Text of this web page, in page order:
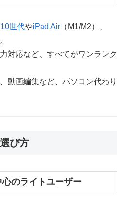
世代やiPad Air （M1/M2）、
対応など、すべてがワンランク
動画編集など、パソコン代わり
び方
のライトユーザー